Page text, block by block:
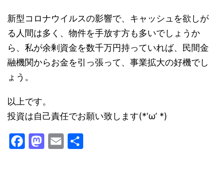
新型コロナウイルスの影響で、キャッシュを欲しが
る人間は多く、物件を手放す方も多いでしょうか
ら、私が余剰資金を数千万円持っていれば、民間金
融機関からお金を引っ張って、事業拡大の好機でし
ょう。
以上です。
投資は自己責任でお願い致します(*‘ω‘ *)
F
M E